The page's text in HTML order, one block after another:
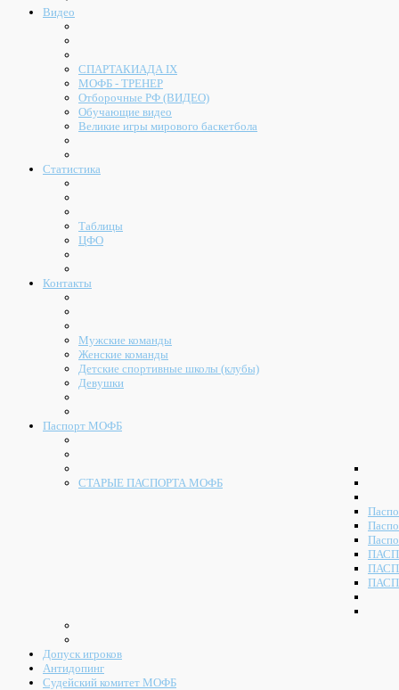
Видео
СПАРТАКИАДА IX
МОФБ - ТРЕНЕР
Отборочные РФ (ВИДЕО)
Обучающие видео
Великие игры мирового баскетбола
Статистика
Таблицы
ЦФО
Контакты
Мужские команды
Женские команды
Детские спортивные школы (клубы)
Девушки
Паспорт МОФБ
СТАРЫЕ ПАСПОРТА МОФБ
Допуск игроков
Антидопинг
Судейский комитет МОФБ